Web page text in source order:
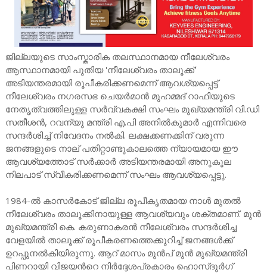
ജില്ലയുടെ സാംസ്കാരിക തലസ്ഥാനമായ നീലേശ്വരം
ആസ്ഥാനമായി പുതിയ 'നീലേശ്വരം താലൂക്ക്'
അടിയന്തരമായി രൂപീകരിക്കണമെന്ന് ആവശ്യപ്പെട്ട്
നീലേശ്വരം നഗരസഭ ചെയർമാൻ മുഹമ്മദ് റാഫിയുടെ
നേതൃത്വത്തിലുള്ള സർവ്വകക്ഷി സംഘം മുഖ്യമന്ത്രി വി.ഡി
സതീശൻ, റവന്യൂ മന്ത്രി എ.പി അനിൽകുമാർ എന്നിവരെ
സന്ദർശിച്ച് നിവേദനം നൽകി. ലക്ഷക്കണക്കിന് വരുന്ന
ജനങ്ങളുടെ നാല് പതിറ്റാണ്ടുകാലത്തെ ന്യായമായ ഈ
ആവശ്യത്തോട് സർക്കാർ അടിയന്തരമായി അനുകൂല
നിലപാട് സ്വീകരിക്കണമെന്ന് സംഘം ആവശ്യപ്പെട്ടു.
1984-ൽ കാസർകോട് ജില്ല രൂപീകൃതമായ നാൾ മുതൽ
നീലേശ്വരം താലൂക്കിനായുള്ള ആവശ്യവും ശക്തമാണ്. മുൻ
മുഖ്യമന്ത്രി കെ. കരുണാകരൻ നീലേശ്വരം സന്ദർശിച്ച
വേളയിൽ താലൂക്ക് രൂപീകരണത്തെക്കുറിച്ച് ജനങ്ങൾക്ക്
ഉറപ്പുനൽകിയിരുന്നു. ആറ് മാസം മുൻപ് മുൻ മുഖ്യമന്ത്രി
പിണറായി വിജയൻറെ നിർദ്ദേശപ്രകാരം ഹൊസ്ദുർഗ്